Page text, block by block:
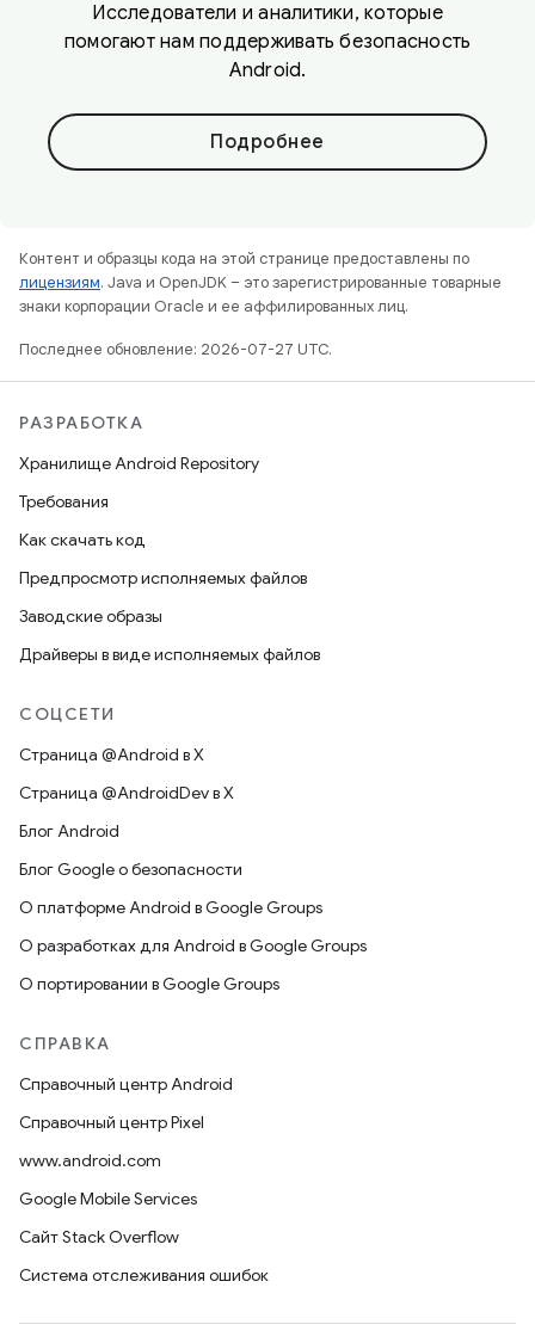
Исследователи и аналитики, которые
помогают нам поддерживать безопасность
Android.
Подробнее
Контент и образцы кода на этой странице предоставлены по
лицензиям. Java и OpenJDK – это зарегистрированные товарные
знаки корпорации Oracle и ее аффилированных лиц.
Последнее обновление: 2026-07-27 UTC.
РАЗРАБОТКА
Хранилище Android Repository
Требования
Как скачать код
Предпросмотр исполняемых файлов
Заводские образы
Драйверы в виде исполняемых файлов
СОЦСЕТИ
Страница @Android в X
Страница @AndroidDev в X
Блог Android
Блог Google о безопасности
О платформе Android в Google Groups
О разработках для Android в Google Groups
О портировании в Google Groups
СПРАВКА
Справочный центр Android
Справочный центр Pixel
www.android.com
Google Mobile Services
Сайт Stack Overflow
Система отслеживания ошибок